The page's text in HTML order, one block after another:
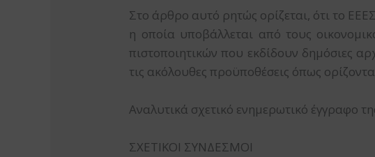
Στο άρθρο αυτό ρητώς ορίζεται, ότι το
η οποία υποβάλλεται από τους
πιστοποιητικών που εκδίδουν δημόσιες
τις ακόλουθες προϋποθέσεις όπως
Αναλυτικά σχετικό ενημερωτικό έγγραφο
ΣΧΕΤΙΚΟΙ ΣΥΝΔΕΣΜΟΙ